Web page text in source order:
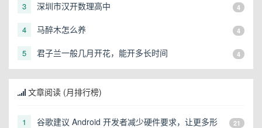
3 深圳市汉开数理高中 4
4 马醉木怎么养 4
5 君子兰一般几月开花，能开多长时间 4
文章阅读 (月排行榜)
1
谷歌建议 Android 开发者减少硬件要求，让更多形
21